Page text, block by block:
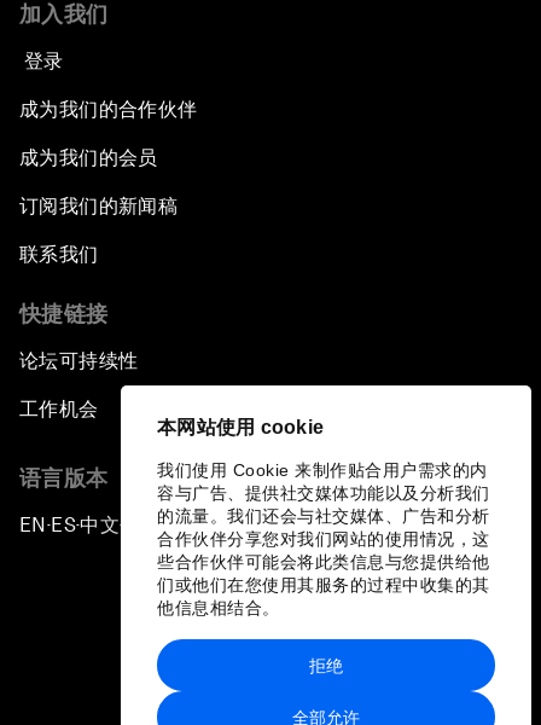
本网站使用 cookie
我们使用 Cookie 来制作贴合用户需求的内
容与广告、提供社交媒体功能以及分析我们
的流量。我们还会与社交媒体、广告和分析
合作伙伴分享您对我们网站的使用情况，这
些合作伙伴可能会将此类信息与您提供给他
们或他们在您使用其服务的过程中收集的其
他信息相结合。
全部允许
拒绝
加入我们
登录
成为我们的合作伙伴
成为我们的会员
订阅我们的新闻稿
联系我们
快捷链接
论坛可持续性
工作机会
语言版本
EN ▪ES▪中文▪ 日本語